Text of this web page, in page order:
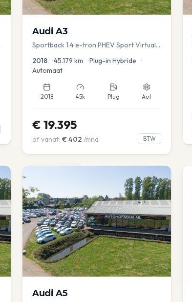
Audi A3
Sportback 1.4 e-tron PHEV Sport Virtual
2018 •45.179 km •Plug-in Hybride •
Automaat
2018 45k Plug Aut
€ 19.395
of vanaf: € 402 /mnd BTW
Audi A5